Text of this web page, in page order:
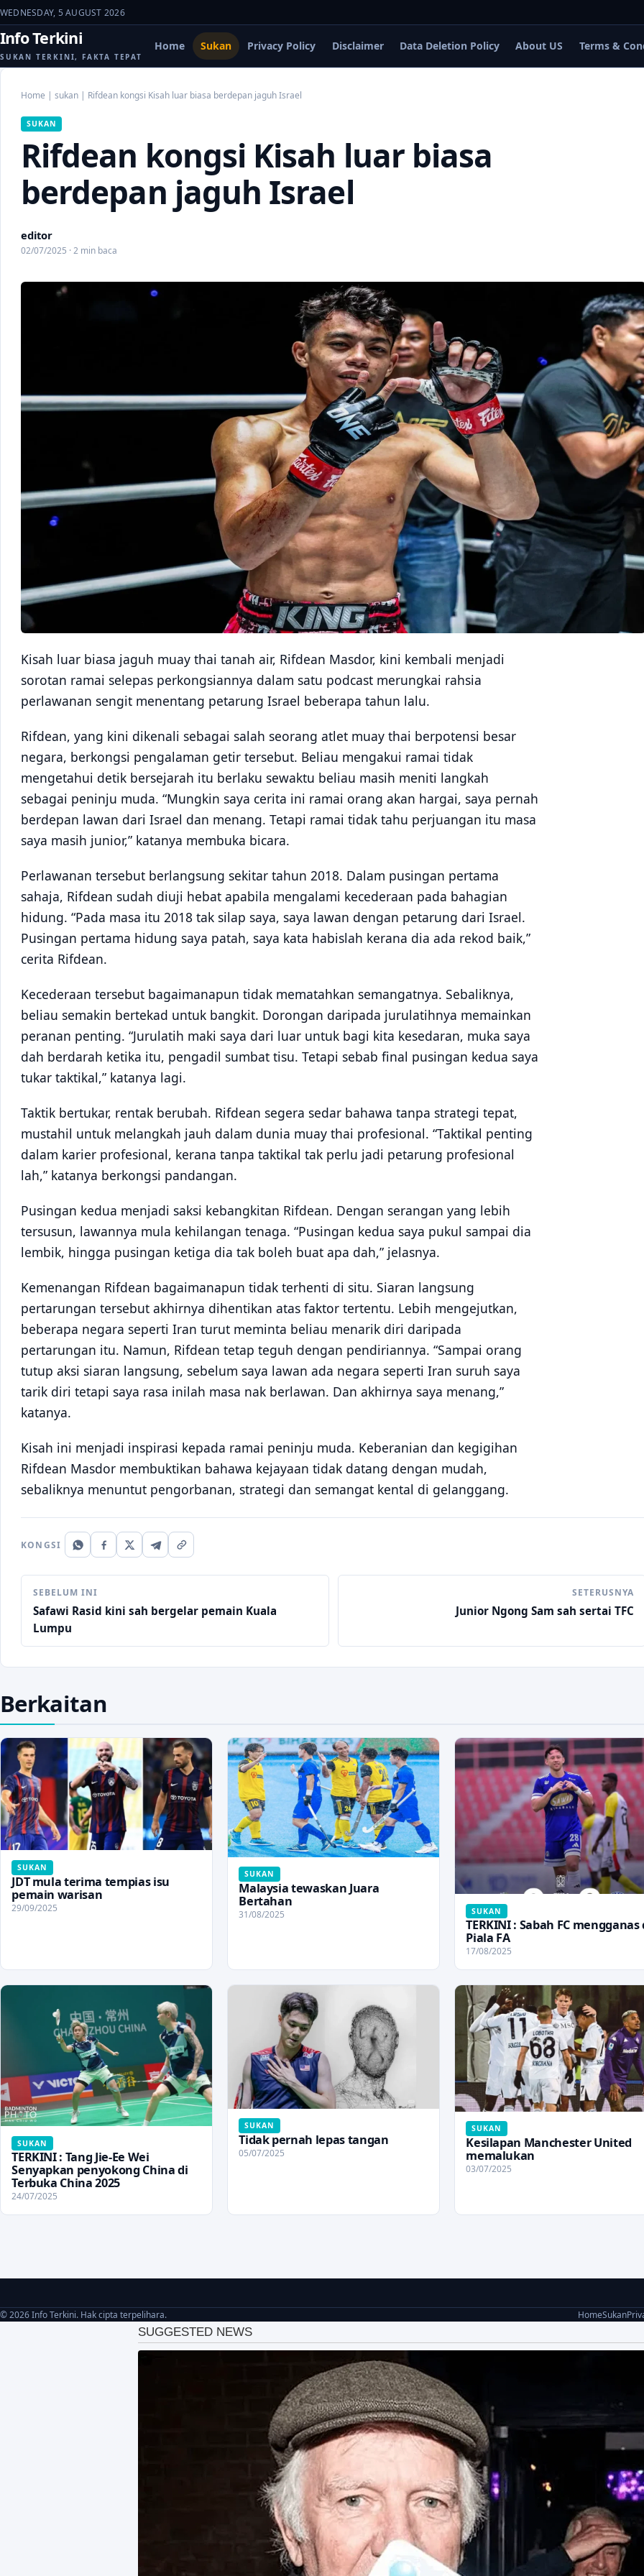
WEDNESDAY, 5 AUGUST 2026
Info Terkini
SUKAN TERKINI, FAKTA TEPAT
Home Sukan Privacy Policy Disclaimer Data Deletion Policy About US Terms &
Home | sukan | Rifdean kongsi Kisah luar biasa berdepan jaguh Israel
SUKAN
Rifdean kongsi Kisah luar biasa
berdepan jaguh Israel
editor
02/07/2025 · 2 min baca
Kisah luar biasa jaguh muay thai tanah air, Rifdean Masdor, kini kembali menjadi
sorotan ramai selepas perkongsiannya dalam satu podcast merungkai rahsia
perlawanan sengit menentang petarung Israel beberapa tahun lalu.
Rifdean, yang kini dikenali sebagai salah seorang atlet muay thai berpotensi besar
negara, berkongsi pengalaman getir tersebut. Beliau mengakui ramai tidak
mengetahui detik bersejarah itu berlaku sewaktu beliau masih meniti langkah
sebagai peninju muda. “Mungkin saya cerita ini ramai orang akan hargai, saya pernah
berdepan lawan dari Israel dan menang. Tetapi ramai tidak tahu perjuangan itu masa
saya masih junior,” katanya membuka bicara.
Perlawanan tersebut berlangsung sekitar tahun 2018. Dalam pusingan pertama
sahaja, Rifdean sudah diuji hebat apabila mengalami kecederaan pada bahagian
hidung. “Pada masa itu 2018 tak silap saya, saya lawan dengan petarung dari Israel.
Pusingan pertama hidung saya patah, saya kata habislah kerana dia ada rekod baik,”
cerita Rifdean.
Kecederaan tersebut bagaimanapun tidak mematahkan semangatnya. Sebaliknya,
beliau semakin bertekad untuk bangkit. Dorongan daripada jurulatihnya memainkan
peranan penting. “Jurulatih maki saya dari luar untuk bagi kita kesedaran, muka saya
dah berdarah ketika itu, pengadil sumbat tisu. Tetapi sebab final pusingan kedua saya
tukar taktikal,” katanya lagi.
Taktik bertukar, rentak berubah. Rifdean segera sedar bahawa tanpa strategi tepat,
mustahil untuk melangkah jauh dalam dunia muay thai profesional. “Taktikal penting
dalam karier profesional, kerana tanpa taktikal tak perlu jadi petarung profesional
lah,” katanya berkongsi pandangan.
Pusingan kedua menjadi saksi kebangkitan Rifdean. Dengan serangan yang lebih
tersusun, lawannya mula kehilangan tenaga. “Pusingan kedua saya pukul sampai dia
lembik, hingga pusingan ketiga dia tak boleh buat apa dah,” jelasnya.
Kemenangan Rifdean bagaimanapun tidak terhenti di situ. Siaran langsung
pertarungan tersebut akhirnya dihentikan atas faktor tertentu. Lebih mengejutkan,
beberapa negara seperti Iran turut meminta beliau menarik diri daripada
pertarungan itu. Namun, Rifdean tetap teguh dengan pendiriannya. “Sampai orang
tutup aksi siaran langsung, sebelum saya lawan ada negara seperti Iran suruh saya
tarik diri tetapi saya rasa inilah masa nak berlawan. Dan akhirnya saya menang,”
katanya.
Kisah ini menjadi inspirasi kepada ramai peninju muda. Keberanian dan kegigihan
Rifdean Masdor membuktikan bahawa kejayaan tidak datang dengan mudah,
sebaliknya menuntut pengorbanan, strategi dan semangat kental di gelanggang.
KONGSI
SEBELUM INI
Safawi Rasid kini sah bergelar pemain Kuala
Lumpu
SETERUSNYA
Junior Ngong Sam sah sertai TFC
Berkaitan
SUKAN
JDT mula terima tempias isu
pemain warisan
29/09/2025
SUKAN
Malaysia tewaskan Juara
Bertahan
31/08/2025 SUKAN
TERKINI : Sabah FC mengganas
Piala FA
17/08/2025
SUKAN
TERKINI : Tang Jie-Ee Wei
Senyapkan penyokong China di
Terbuka China 2025
24/07/2025
SUKAN
Tidak pernah lepas tangan
05/07/2025
SUKAN
Kesilapan Manchester United
memalukan
03/07/2025
© 2026 Info Terkini. Hak cipta terpelihara. HomeSukan